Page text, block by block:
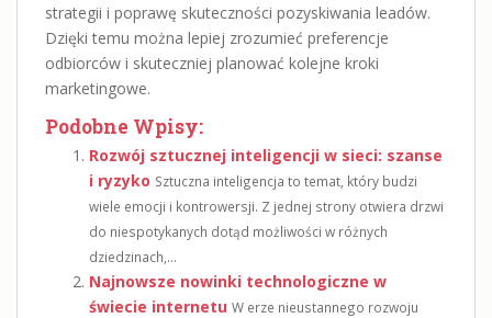
strategii i poprawę skuteczności pozyskiwania leadów.
Dzięki temu można lepiej zrozumieć preferencje
odbiorców i skuteczniej planować kolejne kroki
marketingowe.
Podobne Wpisy:
Rozwój sztucznej inteligencji w sieci: szanse
i ryzyko Sztuczna inteligencja to temat, który budzi
wiele emocji i kontrowersji. Z jednej strony otwiera drzwi
do niespotykanych dotąd możliwości w różnych
dziedzinach,...
Najnowsze nowinki technologiczne w
świecie internetu W erze nieustannego rozwoju